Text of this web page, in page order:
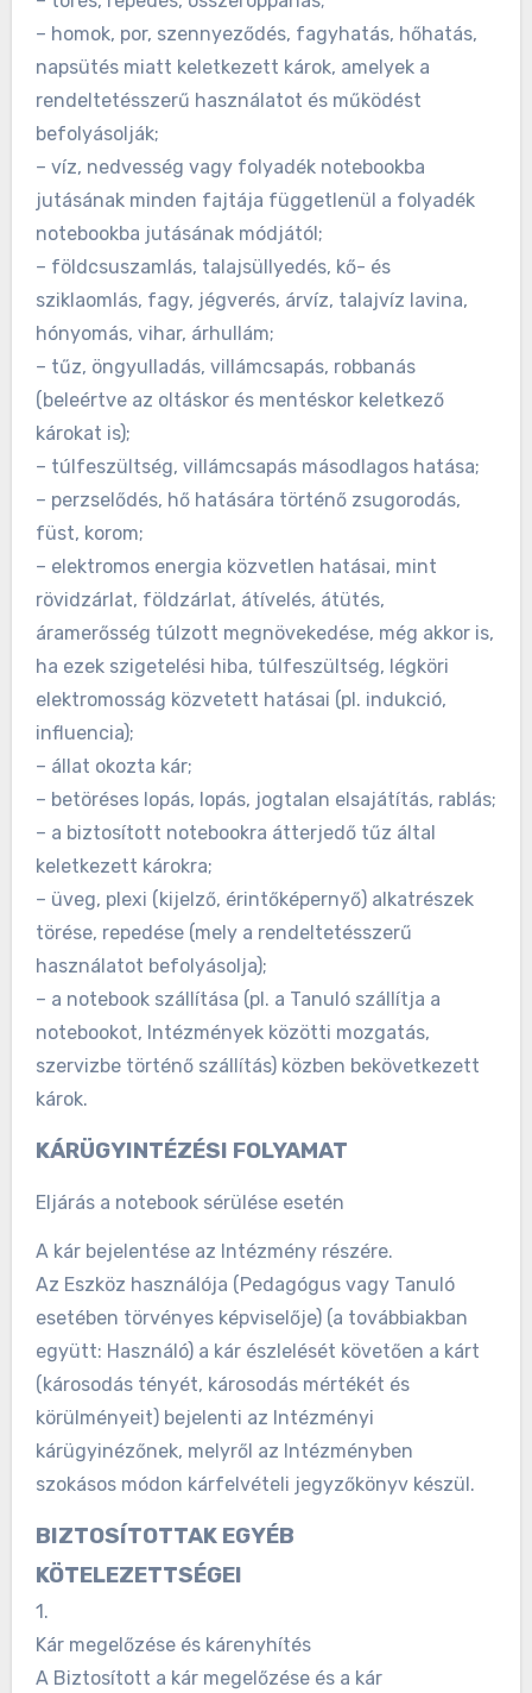
– homok, por, szennyeződés, fagyhatás, hőhatás,
napsütés miatt keletkezett károk, amelyek a
rendeltetésszerű használatot és működést
befolyásolják;
– víz, nedvesség vagy folyadék notebookba
jutásának minden fajtája függetlenül a folyadék
notebookba jutásának módjától;
– földcsuszamlás, talajsüllyedés, kő- és
sziklaomlás, fagy, jégverés, árvíz, talajvíz lavina,
hónyomás, vihar, árhullám;
– tűz, öngyulladás, villámcsapás, robbanás
(beleértve az oltáskor és mentéskor keletkező
károkat is);
– túlfeszültség, villámcsapás másodlagos hatása;
– perzselődés, hő hatására történő zsugorodás,
füst, korom;
– elektromos energia közvetlen hatásai, mint
rövidzárlat, földzárlat, átívelés, átütés,
áramerősség túlzott megnövekedése, még akkor is,
ha ezek szigetelési hiba, túlfeszültség, légköri
elektromosság közvetett hatásai (pl. indukció,
influencia);
– állat okozta kár;
– betöréses lopás, lopás, jogtalan elsajátítás, rablás;
– a biztosított notebookra átterjedő tűz által
keletkezett károkra;
– üveg, plexi (kijelző, érintőképernyő) alkatrészek
törése, repedése (mely a rendeltetésszerű
használatot befolyásolja);
– a notebook szállítása (pl. a Tanuló szállítja a
notebookot, Intézmények közötti mozgatás,
szervizbe történő szállítás) közben bekövetkezett
károk.
KÁRÜGYINTÉZÉSI FOLYAMAT
Eljárás a notebook sérülése esetén
A kár bejelentése az Intézmény részére.
Az Eszköz használója (Pedagógus vagy Tanuló
esetében törvényes képviselője) (a továbbiakban
együtt: Használó) a kár észlelését követően a kárt
(károsodás tényét, károsodás mértékét és
körülményeit) bejelenti az Intézményi
kárügyinézőnek, melyről az Intézményben
szokásos módon kárfelvételi jegyzőkönyv készül.
BIZTOSÍTOTTAK EGYÉB
KÖTELEZETTSÉGEI
1.
Kár megelőzése és kárenyhítés
A Biztosított a kár megelőzése és a kár